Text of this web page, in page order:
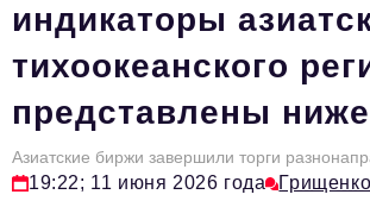
Юридический практикум
Стиль жизни
Туризм
Импортозамещение
индикаторы
тихоокеанского
представлены ниже
Азиатские биржи завершили торги
19:22; 11 июня 2026 года